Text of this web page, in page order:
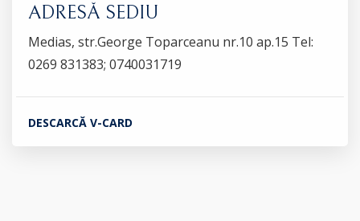
ADRESĂ SEDIU
Medias, str.George Toparceanu nr.10 ap.15 Tel:
0269 831383; 0740031719
DESCARCĂ V-CARD